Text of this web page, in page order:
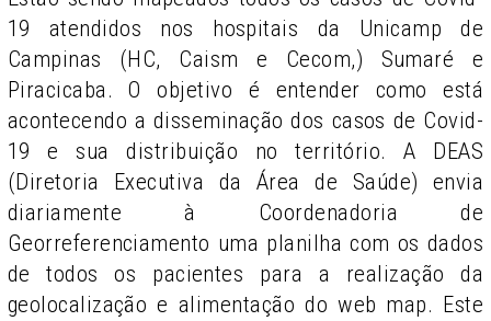
19 atendidos nos hospitais da Unicamp de
Campinas (HC, Caism e Cecom,) Sumaré e
Piracicaba. O objetivo é entender como está
acontecendo a disseminação dos casos de Covid-
19 e sua distribuição no território. A DEAS
(Diretoria Executiva da Área de Saúde) envia
diariamente à Coordenadoria de
Georreferenciamento uma planilha com os dados
de todos os pacientes para a realização da
geolocalização e alimentação do web map. Este